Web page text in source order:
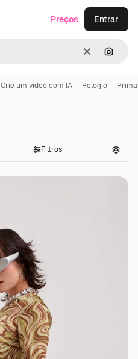
Limpar
Preços Entrar
Crie um vídeo com IA Relogio
Filtros